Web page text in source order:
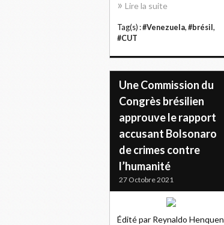
Lire la suite
Tag(s) :#Venezuela, #brésil ,
#CUT
Une Commission du
Congrès brésilien
approuve le rapport
accusant Bolsonaro
de crimes contre
l’humanité
27 Octobre 2021
Édité par Reynaldo Henquen